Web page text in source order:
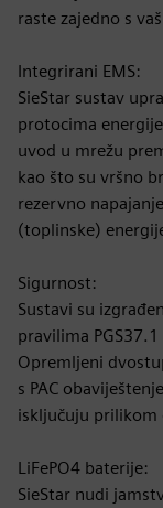
raste zajedno s
Integrirani EMS:
SieStar sustav
protocima
uvod u mrežu
kao što su vršno
rezervno
(toplinske)
Sigurnost:
Sustavi su
pravilima
Opremljeni
s PAC
isključuju prilikom
LiFePO4 baterije:
SieStar nudi